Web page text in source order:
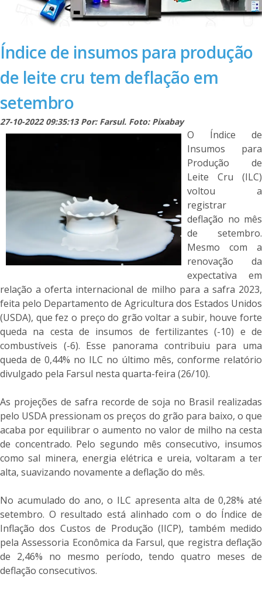
Índice de insumos para produção
de leite cru tem deflação em
setembro
27-10-2022 09:35:13 Por: Farsul. Foto: Pixabay
O Índice de
Insumos para
Produção de
Leite Cru (ILC)
voltou a
registrar
deflação no mês
de setembro.
Mesmo com a
renovação da
expectativa em
relação a oferta internacional de milho para a safra 2023,
feita pelo Departamento de Agricultura dos Estados Unidos
(USDA), que fez o preço do grão voltar a subir, houve forte
queda na cesta de insumos de fertilizantes (-10) e de
combustíveis (-6). Esse panorama contribuiu para uma
queda de 0,44% no ILC no último mês, conforme relatório
divulgado pela Farsul nesta quarta-feira (26/10).
As projeções de safra recorde de soja no Brasil realizadas
pelo USDA pressionam os preços do grão para baixo, o que
acaba por equilibrar o aumento no valor de milho na cesta
de concentrado. Pelo segundo mês consecutivo, insumos
como sal minera, energia elétrica e ureia, voltaram a ter
alta, suavizando novamente a deflação do mês.
No acumulado do ano, o ILC apresenta alta de 0,28% até
setembro. O resultado está alinhado com o do Índice de
Inflação dos Custos de Produção (IICP), também medido
pela Assessoria Econômica da Farsul, que registra deflação
de 2,46% no mesmo período, tendo quatro meses de
deflação consecutivos.